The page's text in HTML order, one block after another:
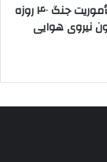
خطرناک‌ترین مأموریت جنگ ۴۰ روزه
نیروی هوایی